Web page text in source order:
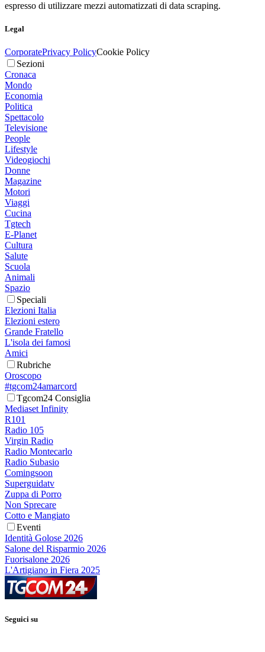
espresso di utilizzare mezzi automatizzati di data scraping.
Legal
CorporatePrivacy PolicyCookie Policy
Sezioni
Cronaca
Mondo
Economia
Politica
Spettacolo
Televisione
People
Lifestyle
Videogiochi
Donne
Magazine
Motori
Viaggi
Cucina
Tgtech
E-Planet
Cultura
Salute
Scuola
Animali
Spazio
Speciali
Elezioni Italia
Elezioni estero
Grande Fratello
L'isola dei famosi
Amici
Rubriche
Oroscopo
#tgcom24amarcord
Tgcom24 Consiglia
Mediaset Infinity
R101
Radio 105
Virgin Radio
Radio Montecarlo
Radio Subasio
Comingsoon
Superguidatv
Zuppa di Porro
Non Sprecare
Cotto e Mangiato
Eventi
Identità Golose 2026
Salone del Risparmio 2026
Fuorisalone 2026
L'Artigiano in Fiera 2025
Seguici su